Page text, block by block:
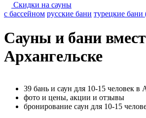
Скидки на сауны
с бассейном русские бани турецкие
Сауны и бани
Архангельске
39 бань и саун для 10-15 человек в
фото и цены, акции и отзывы
бронирование саун для 10-15